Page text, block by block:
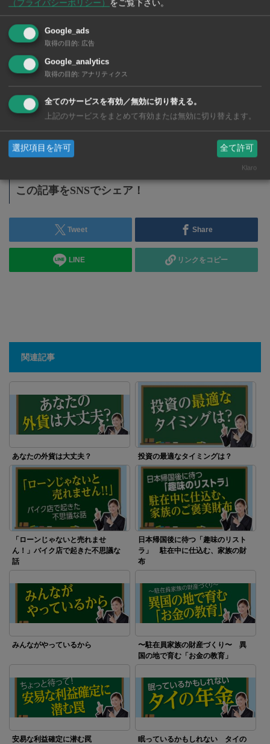
おすすめ
2026年版
タイ・バンコクの医療保険事
情！
絶対に知っておきたい保険の知
識
この記事をSNSでシェア！
Tweet Share
LINE リンクをコピー
関連記事
あなたの外貨は大丈夫？ 投資の最適なタイミングは？
「ローンじゃないと売れませ
ん！」バイク店で起きた不思議な
話
日本帰国後に待つ「趣味のリスト
ラ」 駐在中に仕込む、家族の財
布
みんながやっているから
〜駐在員家族の財産づくり〜 異
国の地で育む「お金の教育」
安易な利益確定に潜む罠
眠っているかもしれない タイの
（プライバシーポリシー） をご覧下さい。
Google_ads
取得の目的: 広告
Google_analytics
取得の目的: アナリティクス
全てのサービスを有効／無効に切り替える。
上記のサービスをまとめて有効または無効に切り替えます。
選択項目を許可 全て許可
Klaro